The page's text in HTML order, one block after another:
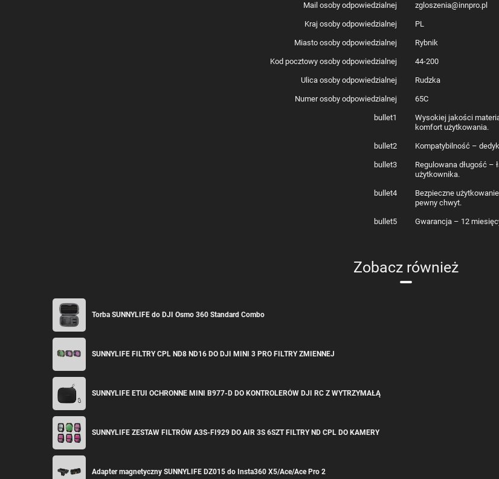
Mail osoby odpowiedzialnej zgloszenia@innpro.pl
Kraj osoby odpowiedzialnej PL
Miasto osoby odpowiedzialnej Rybnik
Kod pocztowy osoby odpowiedzialnej 44-200
Ulica osoby odpowiedzialnej Rudzka
Numer osoby odpowiedzialnej 65C
bullet1
Wysokiej jakości
komfort użytkowania.
bullet2 Kompatybilność –
bullet3
Regulowana długość –
użytkownika.
bullet4
Bezpieczne
pewny chwyt.
bullet5 Gwarancja – 12
Zobacz również
Torba SUNNYLIFE do DJI Osmo 360 Standard Combo
SUNNYLIFE FILTRY CPL ND8 ND16 DO DJI MINI 3 PRO FILTRY ZMIENNEJ
SUNNYLIFE ETUI OCHRONNE MINI B977-D DO KONTROLERÓW DJI RC Z WYTRZYMAŁĄ
SUNNYLIFE ZESTAW FILTRÓW A3S-FI929 DO AIR 3S 6SZT FILTRY ND CPL DO KAMERY
Adapter magnetyczny SUNNYLIFE DZ015 do Insta360 X5/Ace/Ace Pro 2